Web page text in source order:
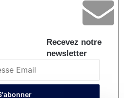
Recevez notre
newsletter